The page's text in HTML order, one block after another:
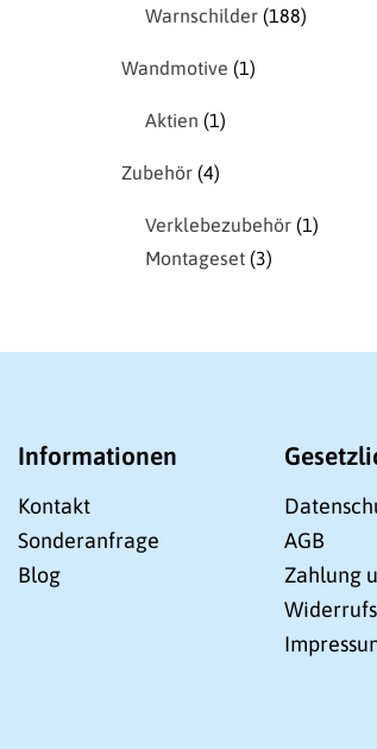
Warnschilder 188
Wandmotive 1
Aktien 1
Zubehör 4
Verklebezubehör 1
Montageset 3
Informationen
Kontakt
Sonderanfrage
Blog
AGB
Zahlung